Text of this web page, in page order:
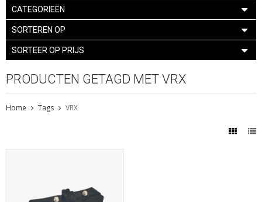
CATEGORIEËN
SORTEREN OP
SORTEER OP PRIJS
PRODUCTEN GETAGD MET VRX
Home Tags VRX